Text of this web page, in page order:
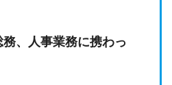
、人事業務に携わっ